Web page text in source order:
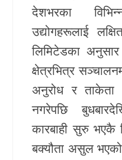
खेलकुद
Unicode
देशभरका
उद्योगहरूलाई
लिमिटेडका
क्षेत्रभित्र
अनुरोध र ताकेता
नगरेपछि
कारबाही सुरु भएकै
बक्यौता असुल